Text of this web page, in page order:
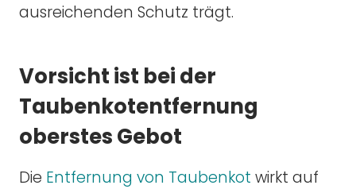
ausreichenden Schutz trägt.
Vorsicht ist bei der
Taubenkotentfernung
oberstes Gebot
Die Entfernung von Taubenkot wirkt auf